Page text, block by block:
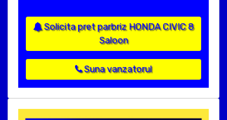
Solicita pret parbriz HONDA CIVIC 8
Saloon
Suna vanzatorul